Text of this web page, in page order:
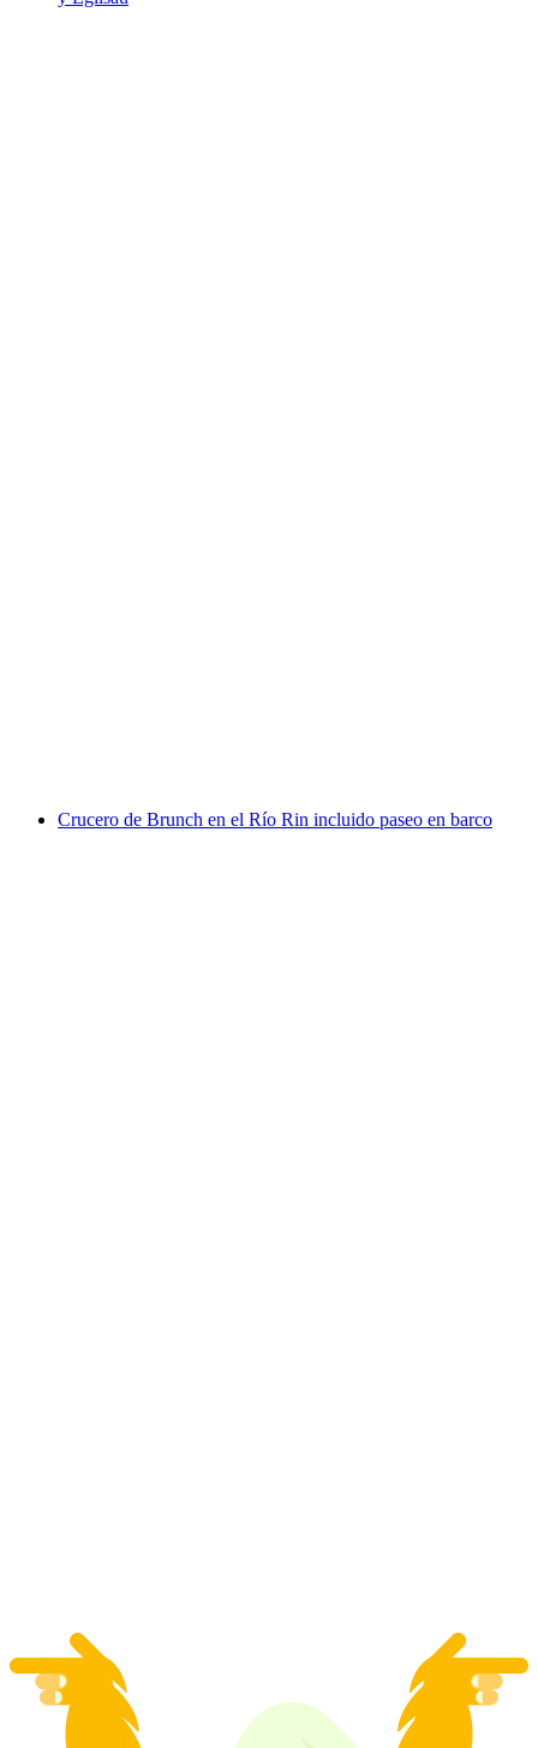
Crucero de Brunch en el Río Rin incluido paseo en barco